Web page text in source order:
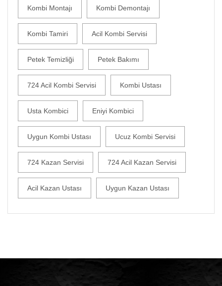
Kombi Montajı Kombi Demontajı
Kombi Tamiri Acil Kombi Servisi
Petek Temizliği Petek Bakımı
724 Acil Kombi Servisi Kombi Ustası
Usta Kombici Eniyi Kombici
Uygun Kombi Ustası Ucuz Kombi Servisi
724 Kazan Servisi 724 Acil Kazan Servisi
Acil Kazan Ustası Uygun Kazan Ustası